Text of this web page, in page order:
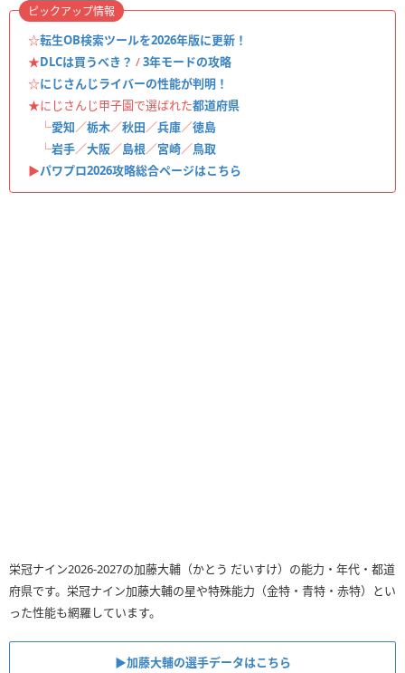
☆転生OB検索ツールを2026年版に更新！
★DLCは買うべき？ /3年モードの攻略
☆にじさんじライバーの性能が判明！
★にじさんじ甲子園で選ばれた都道府県
└愛知／栃木／秋田／兵庫／徳島
└岩手／大阪／島根／宮崎／鳥取
▶︎パワプロ2026攻略総合ページはこちら
ピックアップ情報
栄冠ナイン2026-2027の加藤大輔（かとう だいすけ）の能力・年代・都道
府県です。栄冠ナイン加藤大輔の星や特殊能力（金特・青特・赤特）とい
った性能も網羅しています。
▶︎加藤大輔の選手データはこちら